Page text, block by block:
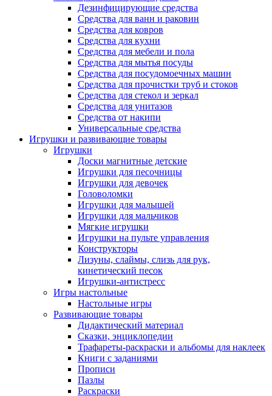
Дезинфицирующие средства
Средства для ванн и раковин
Средства для ковров
Средства для кухни
Средства для мебели и пола
Средства для мытья посуды
Средства для посудомоечных машин
Средства для прочистки труб и стоков
Средства для стекол и зеркал
Средства для унитазов
Средства от накипи
Универсальные средства
Игрушки и развивающие товары
Игрушки
Доски магнитные детские
Игрушки для песочницы
Игрушки для девочек
Головоломки
Игрушки для малышей
Игрушки для мальчиков
Мягкие игрушки
Игрушки на пульте управления
Конструкторы
Лизуны, слаймы, слизь для рук,
кинетический песок
Игрушки-антистресс
Игры настольные
Настольные игры
Развивающие товары
Дидактический материал
Сказки, энциклопедии
Трафареты-раскраски и альбомы для наклеек
Книги с заданиями
Прописи
Пазлы
Раскраски